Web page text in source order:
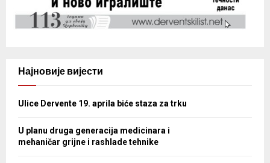
Најновије вијести
Ulice Dervente 19. aprila biće staza za trku
U planu druga generacija medicinara i
mehaničar grijne i rashlade tehnike